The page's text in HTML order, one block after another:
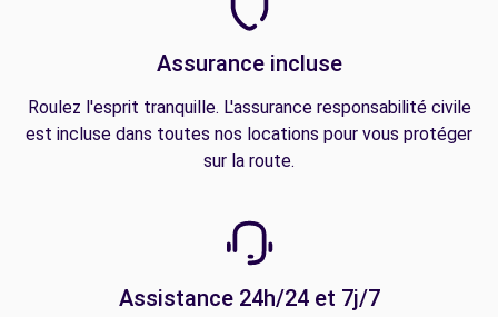
Assurance incluse
Roulez l'esprit tranquille. L'assurance responsabilité civile
est incluse dans toutes nos locations pour vous protéger
sur la route.
Assistance 24h/24 et 7j/7